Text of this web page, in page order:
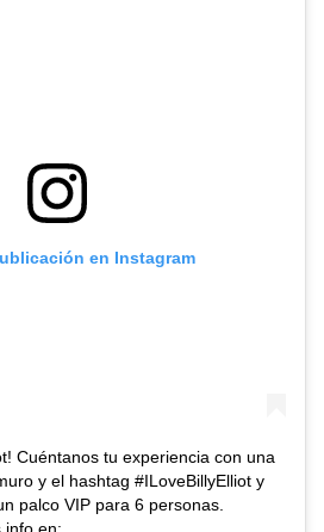
en Instagram
Cuéntanos tu experiencia con una
y el hashtag #ILoveBillyElliot y
palco VIP para 6 personas.